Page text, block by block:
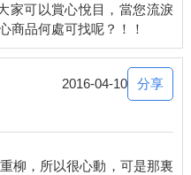
家可以賞心悅目，當您流淚
2016-04-10 分享
柳，所以很心動，可是那裏